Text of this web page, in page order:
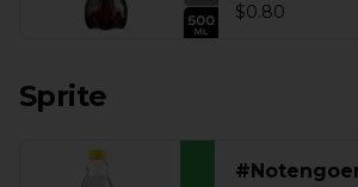
$0.80
Sprite